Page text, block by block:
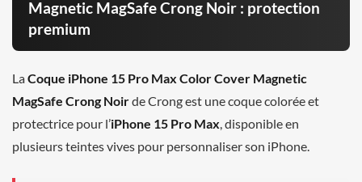
Magnetic MagSafe Crong Noir : protection
premium
LaCoque iPhone 15 Pro Max Color Cover Magnetic
MagSafe Crong Noirde Crong est une coque colorée et
protectrice pour l’iPhone 15 Pro Max , disponible en
plusieurs teintes vives pour personnaliser son iPhone.